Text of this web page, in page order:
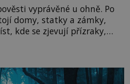
vyprávěné u ohně. Po
domy, statky a zámky,
kde se zjevují přízraky,
zvuky nebo se dějí podivné
podobná svědectví po